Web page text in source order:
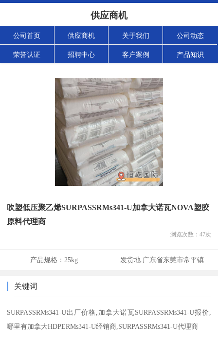
供应商机
公司首页 供应商机 关于我们 公司动态
荣誉认证 招聘中心 客户案例 产品知识
吹塑低压聚乙烯SURPASSRMs341-U加拿大诺瓦NOVA塑胶
原料代理商
浏览次数： 47次
产品规格： 25kg 发货地:广东省东莞市常平镇
关键词
SURPASSRMs341-U出厂价格,加拿大诺瓦SURPASSRMs341-U报价,
哪里有加拿大HDPERMs341-U经销商,SURPASSRMs341-U代理商